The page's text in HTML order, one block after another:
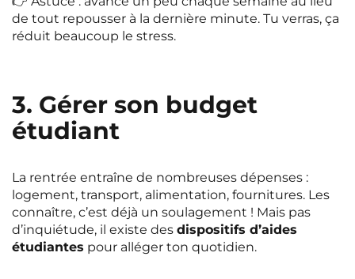
de tout repousser à la dernière minute. Tu verras, ça
réduit beaucoup le stress.
3. Gérer son budget
étudiant
La rentrée entraîne de nombreuses dépenses :
logement, transport, alimentation, fournitures. Les
connaître, c’est déjà un soulagement ! Mais pas
d’inquiétude, il existe des dispositifs d’aides
étudiantes pour alléger ton quotidien.